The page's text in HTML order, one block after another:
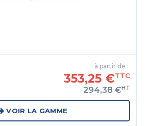
à partir de :
353,25 €TTC
294,38 €HT
VOIR LA GAMME